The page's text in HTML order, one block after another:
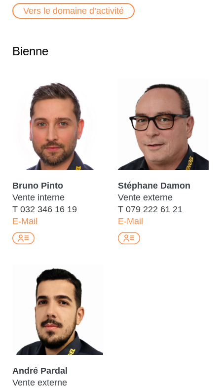
Vers le domaine d’activité
Bienne
Bruno Pinto
Vente interne
T 032 346 16 19
E-Mail
Stéphane Damon
Vente externe
T 079 222 61 21
E-Mail
André Pardal
Vente externe